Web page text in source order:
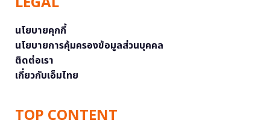
นโยบายคุกกี้
นโยบายการคุ้มครองข้อมูลส่วนบุคคล
ติดต่อเรา
เกี่ยวกับเอ็มไทย
TOP CONTENT